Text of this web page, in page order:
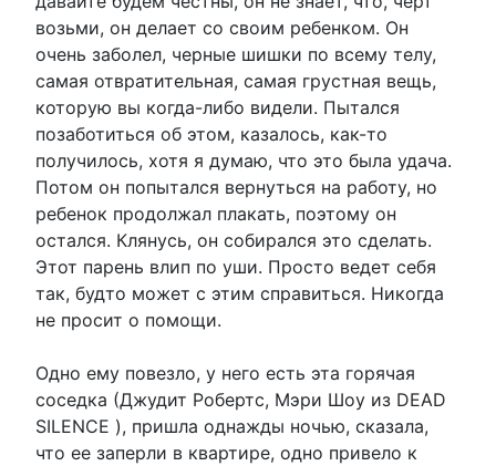
возьми, он делает со своим ребенком. Он
очень заболел, черные шишки по всему телу,
самая отвратительная, самая грустная вещь,
которую вы когда-либо видели. Пытался
позаботиться об этом, казалось, как-то
получилось, хотя я думаю, что это была удача.
Потом он попытался вернуться на работу, но
ребенок продолжал плакать, поэтому он
остался. Клянусь, он собирался это сделать.
Этот парень влип по уши. Просто ведет себя
так, будто может с этим справиться. Никогда
не просит о помощи.
Одно ему повезло, у него есть эта горячая
соседка (Джудит Робертс, Мэри Шоу из DEAD
SILENCE ), пришла однажды ночью, сказала,
что ее заперли в квартире, одно привело к